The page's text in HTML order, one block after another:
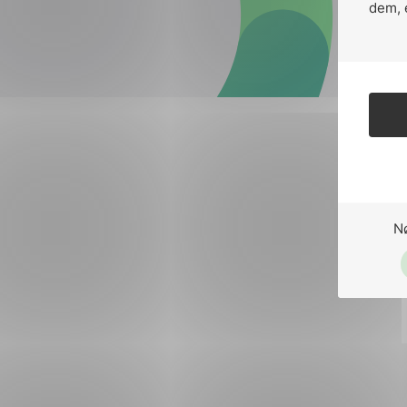
dem,
Forsvar og beredskap
Industri og automatisering
Lavspenning
Maritime elinstallasjoner